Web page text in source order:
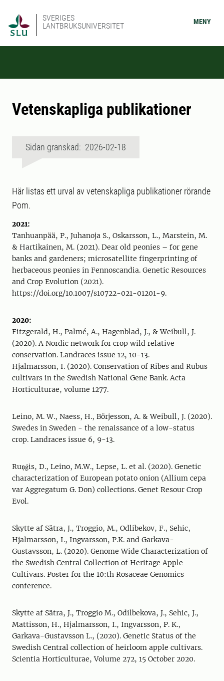
SVERIGES
LANTBRUKSUNIVERSITET
MENY
Vetenskapliga publikationer
Sidan granskad: 2026-02-18
Här listas ett urval av vetenskapliga publikationer rörande
Pom.
2021:
Tanhuanpää, P., Juhanoja S., Oskarsson, L., Marstein, M.
& Hartikainen, M. (2021). Dear old peonies – for gene
banks and gardeners; microsatellite fingerprinting of
herbaceous peonies in Fennoscandia. Genetic Resources
and Crop Evolution (2021).
https://doi.org/10.1007/s10722-021-01201-9.
2020:
Fitzgerald, H., Palmé, A., Hagenblad, J., & Weibull, J.
(2020). A Nordic network for crop wild relative
conservation. Landraces issue 12, 10-13.
Hjalmarsson, I. (2020). Conservation of Ribes and Rubus
cultivars in the Swedish National Gene Bank. Acta
Horticulturae, volume 1277.
Leino, M. W., Naess, H., Börjesson, A. & Weibull, J. (2020).
Swedes in Sweden - the renaissance of a low-status
crop. Landraces issue 6, 9-13.
Ruņǵis, D., Leino, M.W., Lepse, L. et al. (2020). Genetic
characterization of European potato onion (Allium cepa
var Aggregatum G. Don) collections. Genet Resour Crop
Evol.
Skytte af Sätra, J., Troggio, M., Odlibekov, F., Sehic,
Hjalmarsson, I., Ingvarsson, P.K. and Garkava-
Gustavsson, L. (2020). Genome Wide Characterization of
the Swedish Central Collection of Heritage Apple
Cultivars. Poster for the 10:th Rosaceae Genomics
conference.
Skytte af Sätra, J., Troggio M., Odilbekova, J., Sehic, J.,
Mattisson, H., Hjalmarsson, I., Ingvarsson, P. K.,
Garkava-Gustavsson L., (2020). Genetic Status of the
Swedish Central collection of heirloom apple cultivars.
Scientia Horticulturae, Volume 272, 15 October 2020.